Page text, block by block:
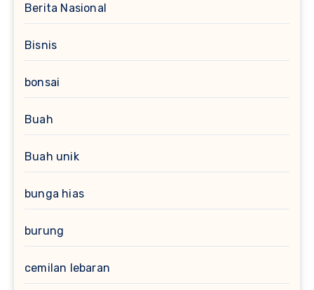
Berita Nasional
Bisnis
bonsai
Buah
Buah unik
bunga hias
burung
cemilan lebaran